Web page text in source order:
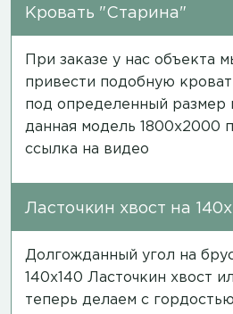
Кровать "Старина"
При заказе у нас объекта
привести подобную
под определенный размер
данная модель 1800х2000
ссылка на видео
Ласточкин хвост на
Долгожданный угол на
140х140 Ласточкин хвост
теперь делаем с гордостью